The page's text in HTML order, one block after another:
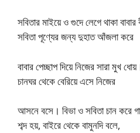
সবিতার মাইয়ে ও গুদে লেগে থাকা
সবিতা পূণ্যের জন্য দুহাত আঁজলা করে
বাবার পেচ্ছাপ দিয়ে নিজের সারা মুখ
চানঘর থেকে বেরিয়ে এসে নিজের
আসনে বসে। বিভা ও সবিতা চান করে
শব্দ হয়, বাইরে থেকে বামুনদি বলে,